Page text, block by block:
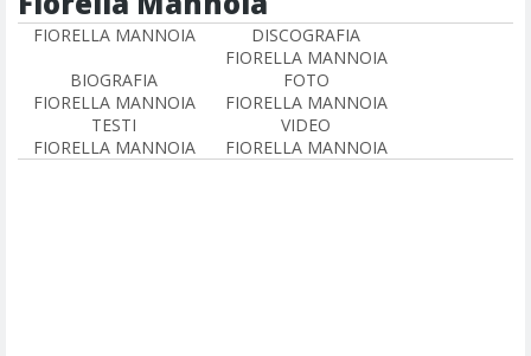
FIORELLA MANNOIA
DISCOGRAFIA
FIORELLA MANNOIA
BIOGRAFIA
FIORELLA MANNOIA
FOTO
FIORELLA MANNOIA
TESTI
FIORELLA MANNOIA
VIDEO
FIORELLA MANNOIA